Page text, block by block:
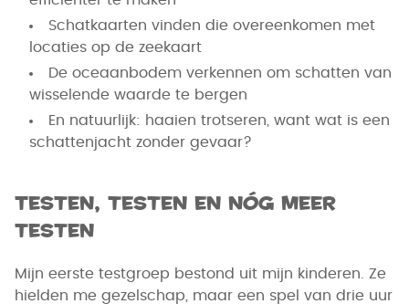
Schatkaarten vinden die overeenkomen met
locaties op de zeekaart
De oceaanbodem verkennen om schatten van
wisselende waarde te bergen
En natuurlijk: haaien trotseren, want wat is een
schattenjacht zonder gevaar?
Testen, testen en nóg meer
testen
Mijn eerste testgroep bestond uit mijn kinderen. Ze
hielden me gezelschap, maar een spel van drie uur